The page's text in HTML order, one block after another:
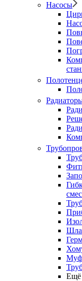
Насосы
Ещё